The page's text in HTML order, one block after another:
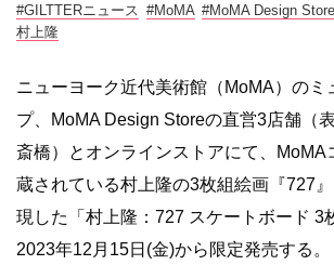
#GILTTERニュース #MoMA #MoMA Design Store
村上隆
ニューヨーク近代美術館（MoMA）のミ
プ、MoMA Design Storeの直営3店舗（
斎橋）とオンラインストアにて、MoMA
蔵されている村上隆の3枚組絵画『727
現した「村上隆：727 スケートボード 3
2023年12月15日(金)から限定発売する。